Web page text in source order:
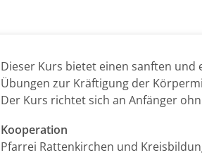
Dieser Kurs bietet einen sanften und
Übungen zur Kräftigung der
Der Kurs richtet sich an Anfänger
Kooperation
Pfarrei Rattenkirchen und